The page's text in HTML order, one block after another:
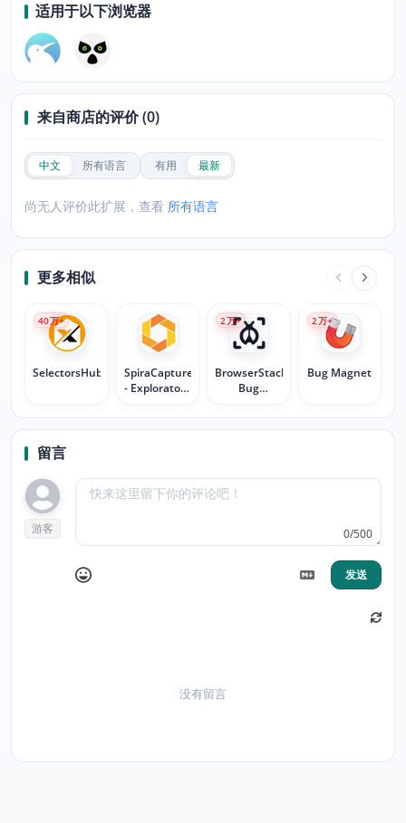
适用于以下浏览器
来自商店的评价 (0)
中文 所有语言 有用 最新
尚无人评价此扩展，查看 所有语言
更多相似
SelectorsHub
40万+
SpiraCapture
- Exploratory
BrowserStack
Bug
Report &
resolve bugs
2万+
Bug Magnet
2万+
留言
游客 0/500
发送
没有留言